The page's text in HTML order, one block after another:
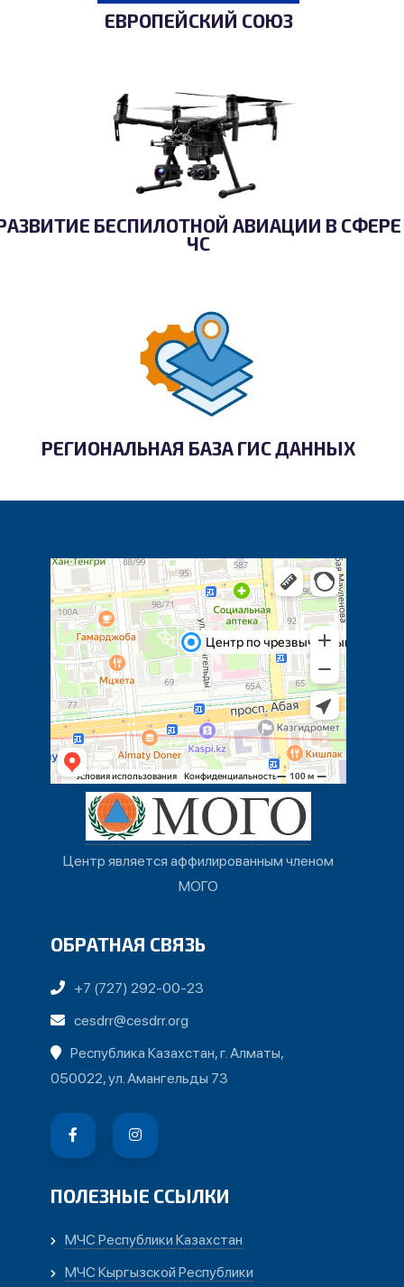
ЕВРОПЕЙСКИЙ СОЮЗ
БЕСПИЛОТНОЙ АВИАЦИИ В СФЕРЕ
ЧС
РЕГИОНАЛЬНАЯ БАЗА ГИС ДАННЫХ
Центр является аффилированным членом
МОГО
ОБРАТНАЯ СВЯЗЬ
+7 (727) 292-00-23
cesdrr@cesdrr.org
Республика Казахстан, г. Алматы,
050022, ул. Амангельды 73
ПОЛЕЗНЫЕ ССЫЛКИ
МЧС Республики Казахстан
МЧС Кыргызской Республики